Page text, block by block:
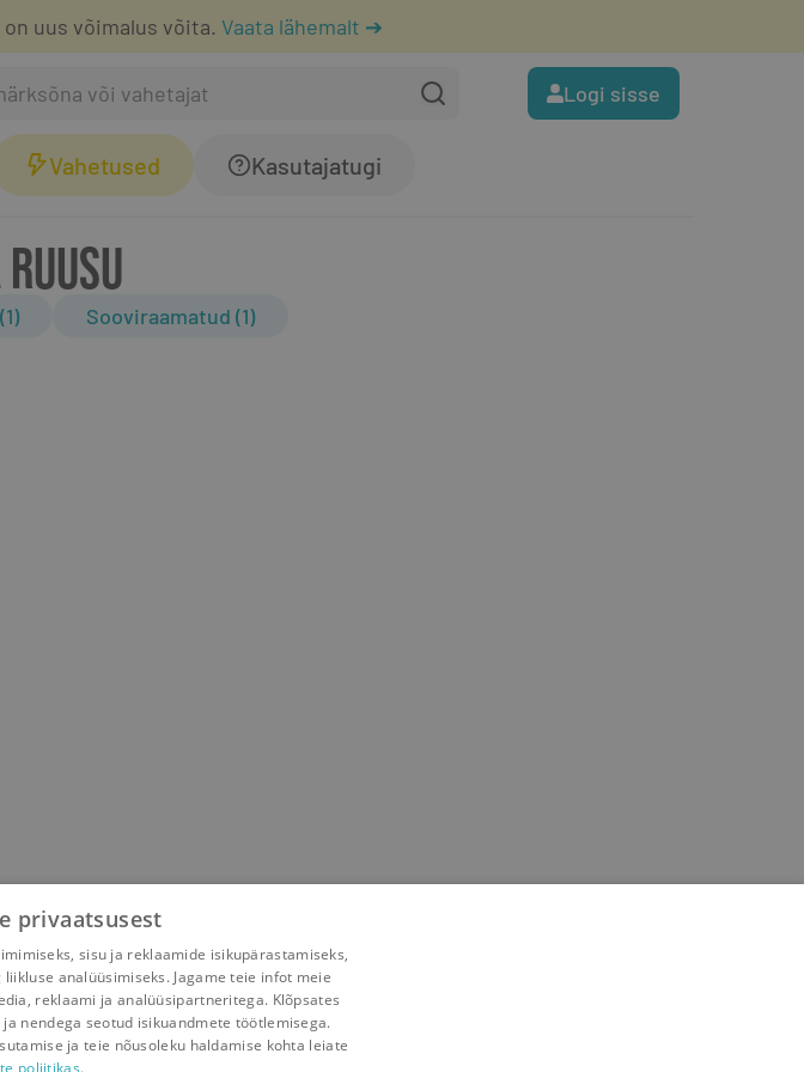
uus võimalus võita. Vaata lähemalt ➔
Logi sisse
Vahetused Kasutajatugi
Sooviraamatud (1)
privaatsusest
sisu ja reklaamide isikupärastamiseks,
analüüsimiseks. Jagame teie infot meie
reklaami ja analüüsipartneritega. Klõpsates
nendega seotud isikuandmete töötlemisega.
ja teie nõusoleku haldamise kohta leiate
poliitikas.